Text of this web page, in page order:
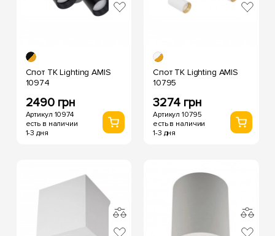
Спот TK Lighting AMIS
10974
2490 грн
Артикул 10974
есть в наличии
1-3 дня
Спот TK Lighting AMIS
10795
3274 грн
Артикул 10795
есть в наличии
1-3 дня